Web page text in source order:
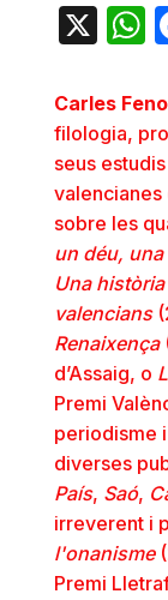
X
Carles
filologia,
seus
valencianes
sobre les
un déu, una
Una
valencians
Renaixença
d’Assaig, o
Premi
periodisme
diverses
País, Saó,
irreverent i
l'onanisme
Premi